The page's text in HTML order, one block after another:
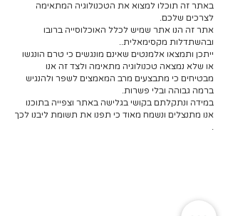
באתר זה תוכלו למצוא את הטכנולוגיה המתאימה
לצרכים שלכם.
אתר זה הנו אתר שמיש לכלל האוכלוסייה ברובו
ובהשתדלות מקסימאלית..
ייתכן ותמצאו אלמנטים שאינם מונגשים כי טרם הונגשו
או שלא נמצאה טכנולוגיה מתאימה ולצד זה אנו
מבטיחים כי מתבצעים מרב המאמצים לשפר ולהנגיש
ברמה גבוהה ובלי פשרות.
במידה ונתקלתם בקושי בגלישה באתר וצפייה בתוכנו
אנו מתנצלים ונשמח מאוד כי תפנו את תשומת ליבנו לכך
.